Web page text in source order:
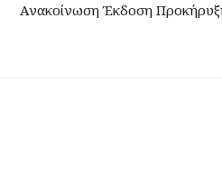
Ανακοίνωση Έκδοση